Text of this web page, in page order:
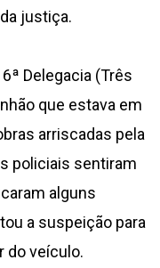
justiça.
Delegacia (Três
que estava em
arriscadas pela
policiais sentiram
alguns
a suspeição para
do veículo.